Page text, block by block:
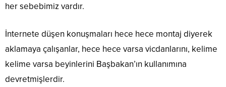
her sebebimiz vardır.
İnternete düşen konuşmaları hece hece montaj diyerek
aklamaya çalışanlar, hece hece varsa vicdanlarını, kelime
kelime varsa beyinlerini Başbakan’ın kullanımına
devretmişlerdir.